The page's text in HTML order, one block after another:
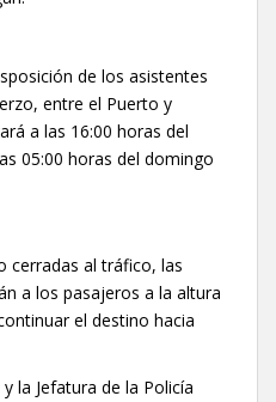
de los asistentes
entre el Puerto y
a las 16:00 horas del
05:00 horas del domingo
cerradas al tráfico, las
a los pasajeros a la altura
el destino hacia
la Jefatura de la Policía